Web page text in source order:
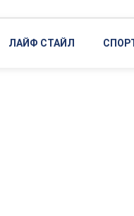
ЛАЙФ СТАЙЛ